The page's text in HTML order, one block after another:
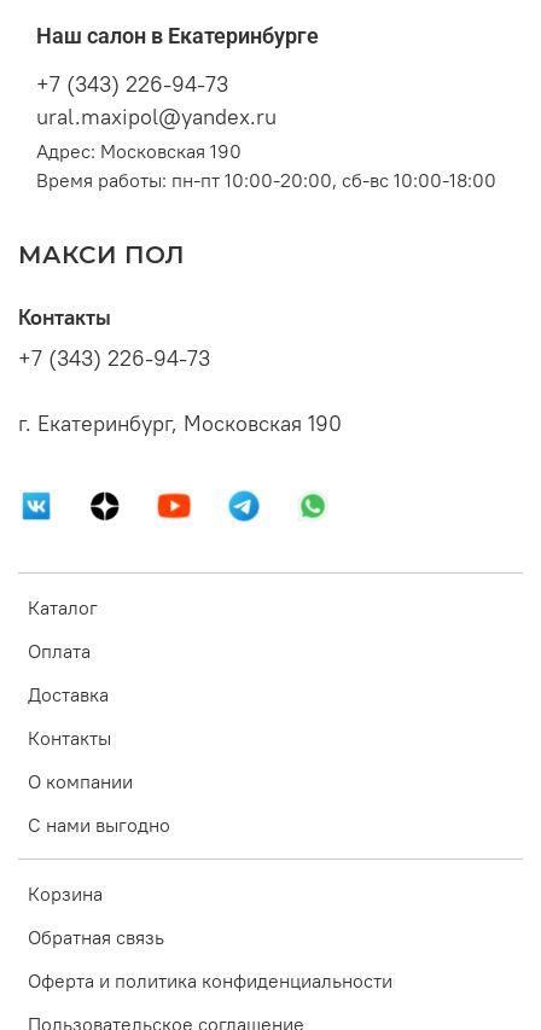
Наш салон в Екатеринбурге
+7 (343) 226-94-73
ural.maxipol@yandex.ru
Адрес: Московская 190
Время работы: пн-пт 10:00-20:00, сб-вс 10:00-18:00
МАКСИ ПОЛ
Каталог
Оплата
Доставка
Контакты
О компании
С нами выгодно
Корзина
Обратная связь
Оферта и политика конфиденциальности
Пользовательское соглашение
Контакты
+7 (343) 226-94-73
г. Екатеринбург, Московская 190